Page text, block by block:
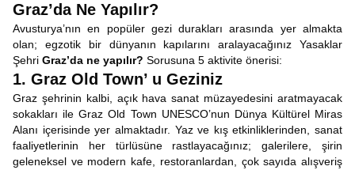
Graz’da Ne Yapılır?
Avusturya’nın en popüler gezi durakları arasında yer almakta
olan; egzotik bir dünyanın kapılarını aralayacağınız Yasaklar
Şehri Graz’da ne yapılır? Sorusuna 5 aktivite önerisi:
1. Graz Old Town’ u Geziniz
Graz şehrinin kalbi, açık hava sanat müzayedesini aratmayacak
sokakları ile Graz Old Town UNESCO’nun Dünya Kültürel Miras
Alanı içerisinde yer almaktadır. Yaz ve kış etkinliklerinden, sanat
faaliyetlerinin her türlüsüne rastlayacağınız; galerilere, şirin
geleneksel ve modern kafe, restoranlardan, çok sayıda alışveriş